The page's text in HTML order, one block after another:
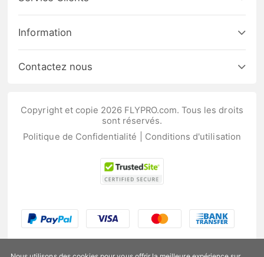
Information
Contactez nous
Copyright et copie 2026 FLYPRO.com. Tous les droits
sont réservés.
Politique de Confidentialité
Conditions d'utilisation